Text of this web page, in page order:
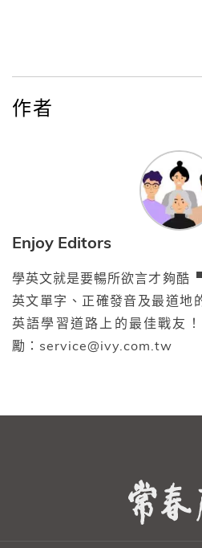
作者
Enjoy Editors
學英文就是要暢所欲言才夠酷
英文單字、正確發音及最道地
英語學習道路上的最佳戰友
勵：service@ivy.com.tw